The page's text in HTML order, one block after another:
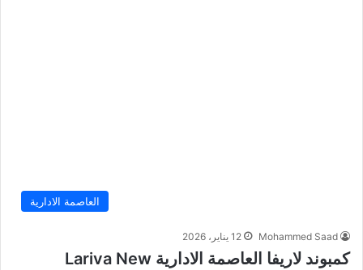
العاصمة الادارية
Mohammed Saad 12 يناير، 2026
كمبوند لاريفا العاصمة الادارية Lariva New